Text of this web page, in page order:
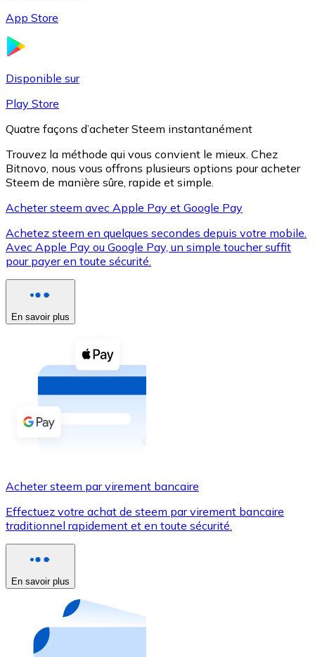
XRP
XRP
Voir toutes
Coupons crypto
Achetez des cryptomonnaies en espèces et d'autres
Acheter avec espèces
Virement SEPA
Utilisez les cartes Visa et Mastercard pour acheter
Acheter avec carte
Nouveau
Achetez des cartes-cadeaux de vos marques
Aller à la boutique de cartes-cadeaux
App Store
Disponible sur
Play Store
Quatre façons d’acheter Steem instantanément
Trouvez la méthode qui vous convient le mieux. Chez
Bitnovo, nous vous offrons plusieurs options pour acheter
Steem de manière sûre, rapide et simple.
Acheter steem avec Apple Pay et Google Pay
Achetez steem en quelques secondes depuis votre mobile.
Avec Apple Pay ou Google Pay, un simple toucher suffit
pour payer en toute sécurité.
En savoir plus
Acheter steem par virement bancaire
Effectuez votre achat de steem par virement bancaire
traditionnel rapidement et en toute sécurité.
En savoir plus